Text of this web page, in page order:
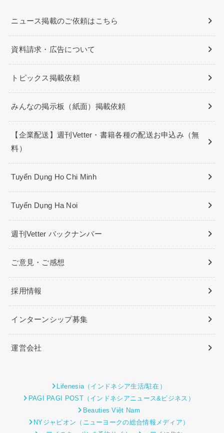
ニュース掲載のご依頼はこちら
資料請求・広告について
トピックス掲載依頼
みんなの掲示板（紙面）掲載依頼
【企業配送】週刊Vetter・書籍各種の配送お申込み（無
料）
Tuyển Dụng Ho Chi Minh
Tuyển Dụng Ha Noi
週刊Vetter バックナンバー
ご意見・ご感想
採用情報
インターンシップ募集
運営会社
Lifenesia（インドネシア生活/駐在）
PAGI PAGI POST（インドネシアニュース&ビジネス）
Beauties Việt Nam
NYジャピオン（ニューヨークの総合情報メディア）